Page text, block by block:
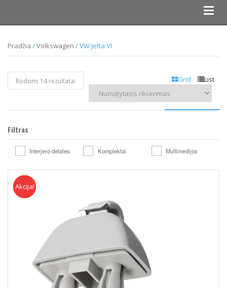
Pradžia /Volkswagen / VW Jetta VI
Grid List
Rodomi 14 rezultatai
Filtras
Interjero detales Komplektai Multimedijos
Akcija
Akcija!